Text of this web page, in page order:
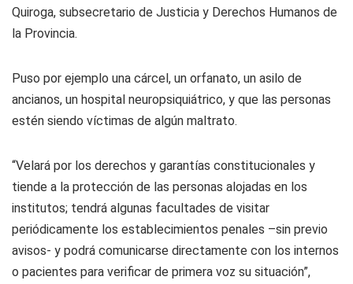
Quiroga, subsecretario de Justicia y Derechos Humanos de
la Provincia.
Puso por ejemplo una cárcel, un orfanato, un asilo de
ancianos, un hospital neuropsiquiátrico, y que las personas
estén siendo víctimas de algún maltrato.
“Velará por los derechos y garantías constitucionales y
tiende a la protección de las personas alojadas en los
institutos; tendrá algunas facultades de visitar
periódicamente los establecimientos penales –sin previo
avisos- y podrá comunicarse directamente con los internos
o pacientes para verificar de primera voz su situación”,